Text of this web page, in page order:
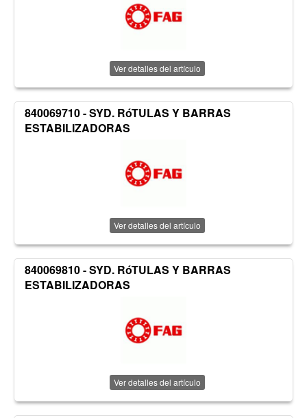
Ver detalles del artículo
840069710 - SYD. RóTULAS Y BARRAS
ESTABILIZADORAS
Ver detalles del artículo
840069810 - SYD. RóTULAS Y BARRAS
ESTABILIZADORAS
Ver detalles del artículo